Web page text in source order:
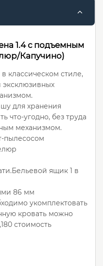
1.4 с подъемным
Капучино)
классическом стиле,
эксклюзивных
для хранения
что-угодно, без труда
механизмом.
пылесосом
ящик 1 в
86 мм
укомплектовать
кровать можно
стоимость